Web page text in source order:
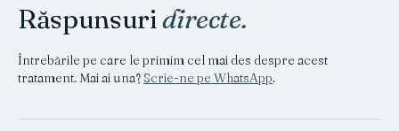
Răspunsuridirecte.
Întrebările pe care le primim cel mai des despre acest
tratament. Mai ai una?Scrie-ne pe WhatsApp.